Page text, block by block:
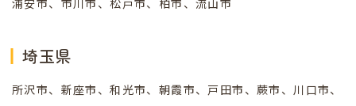
浦安市、市川市、松戸市、柏市、流山市
埼玉県
所沢市、新座市、和光市、朝霞市、戸田市、蕨市、川口市、